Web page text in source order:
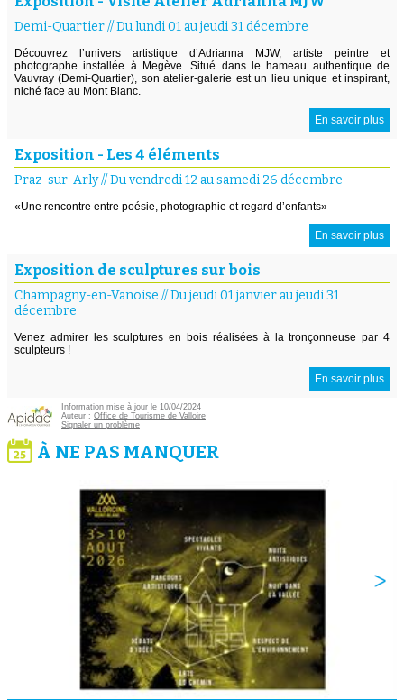
Demi-Quartier//Du lundi 01 au jeudi 31 décembre
Découvrez l’univers artistique d’Adrianna MJW, artiste peintre et
photographe installée à Megève. Situé dans le hameau authentique de
Vauvray (Demi-Quartier), son atelier-galerie est un lieu unique et inspirant,
niché face au Mont Blanc.
En savoir plus
Exposition - Les 4 éléments
Praz-sur-Arly//Du vendredi 12 au samedi 26 décembre
«Une rencontre entre poésie, photographie et regard d’enfants»
En savoir plus
Exposition de sculptures sur bois
Champagny-en-Vanoise //Du jeudi 01 janvier au jeudi 31
décembre
Venez admirer les sculptures en bois réalisées à la tronçonneuse par 4
sculpteurs !
En savoir plus
Information mise à jour le 10/04/2024
Auteur : Office de Tourisme de Valloire
Signaler un problème
À NE PAS MANQUER